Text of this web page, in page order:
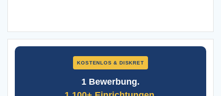
KOSTENLOS & DISKRET
1 Bewerbung.